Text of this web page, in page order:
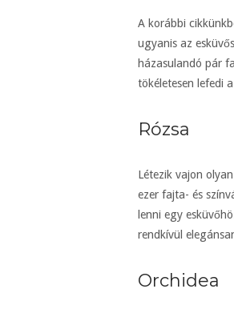
A korábbi
ugyanis az
házasulandó pár
tökéletesen lefedi
Rózsa
Létezik vajon
ezer fajta- és
lenni egy
rendkívül
Orchidea